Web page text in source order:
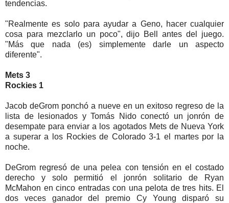
tendencias.
"Realmente es solo para ayudar a Geno, hacer cualquier
cosa para mezclarlo un poco", dijo Bell antes del juego.
"Más que nada (es) simplemente darle un aspecto
diferente".
Mets 3
Rockies 1
Jacob deGrom ponchó a nueve en un exitoso regreso de la
lista de lesionados y Tomás Nido conectó un jonrón de
desempate para enviar a los agotados Mets de Nueva York
a superar a los Rockies de Colorado 3-1 el martes por la
noche.
DeGrom regresó de una pelea con tensión en el costado
derecho y solo permitió el jonrón solitario de Ryan
McMahon en cinco entradas con una pelota de tres hits. El
dos veces ganador del premio Cy Young disparó su